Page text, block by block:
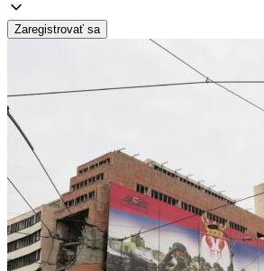
Zaregistrovať sa